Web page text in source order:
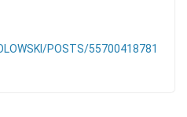
POSTS/55700418781